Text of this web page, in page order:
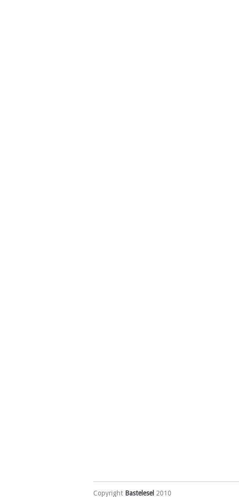
Copyright Bastelesel 2010